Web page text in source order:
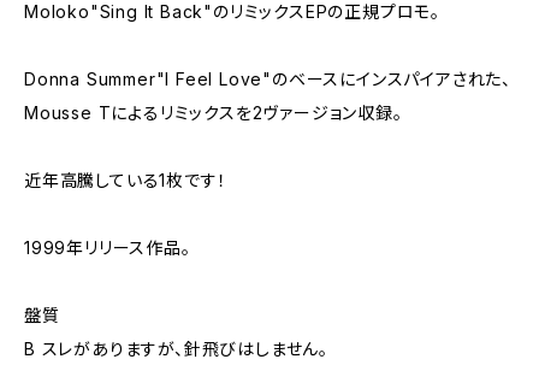
Moloko"Sing It Back"のリミックスEPの正規プロモ。
Donna Summer"I Feel Love"のベースにインスパイアされた、
Mousse Tによるリミックスを2ヴァージョン収録。
近年高騰している1枚です！
1999年リリース作品。
盤質
B スレがありますが、針飛びはしません。